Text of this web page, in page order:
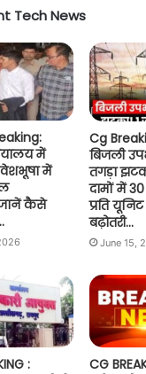
Tech News
में
में
कैसे
Cg
बिजली
तगड़ा
दामों में
प्रति
बढ़ोतरी…
June 15,
:
CG